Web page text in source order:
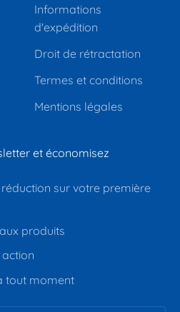
Informations
d'expédition
Droit de rétractation
Termes et conditions
Mentions légales
et économisez
réduction sur votre première
produits
tout moment